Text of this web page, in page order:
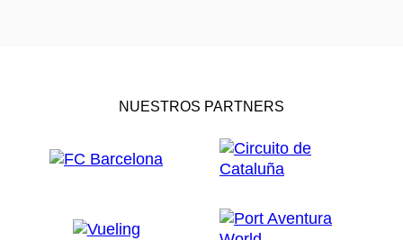
NUESTROS PARTNERS